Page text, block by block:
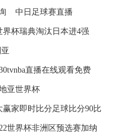
中日足球赛直播
界杯瑞典淘汰日本进4强
直播在线观看免费
亚世界杯
赢家即时比分足球比分90比
世界杯非洲区预选赛加纳